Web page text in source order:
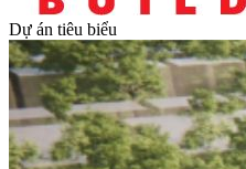
Dự án tiêu biểu